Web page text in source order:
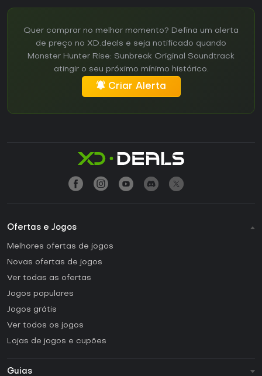
Quer comprar no melhor momento? Defina um alerta
de preço no XD.deals e seja notificado quando
Monster Hunter Rise: Sunbreak Original Soundtrack
atingir o seu próximo mínimo histórico.
Criar Alerta
Ofertas e Jogos
Melhores ofertas de jogos
Novas ofertas de jogos
Ver todas as ofertas
Jogos populares
Jogos grátis
Ver todos os jogos
Lojas de jogos e cupões
Guias